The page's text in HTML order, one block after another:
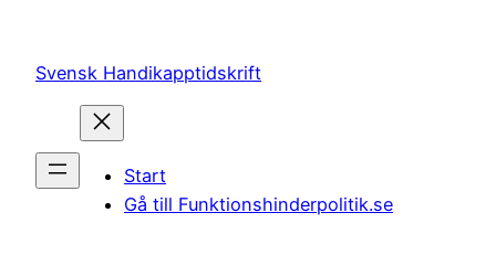
innehåll
Svensk Handikapptidskrift
Start
Gå till Funktionshinderpolitik.se